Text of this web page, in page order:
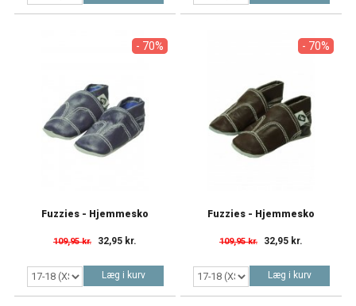
- 70%
Fuzzies - Hjemmesko
109,95 kr. 32,95 kr.
Læg i kurv
- 70%
Fuzzies - Hjemmesko
109,95 kr. 32,95 kr.
Læg i kurv